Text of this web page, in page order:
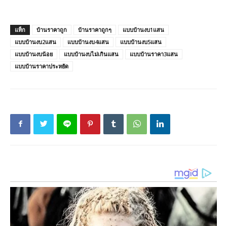
แท็ก บ้านราคาถูก บ้านราคาถูกๆ
แบบบ้านงบ1แสน
แบบบ้านงบ2แสน
แบบบ้านงบ4แสน
แบบบ้านงบ5แสน
แบบบ้านงบน้อย
แบบบ้านงบไม่เกินแสน
แบบบ้านราคา3แสน
แบบบ้านราคาประหยัด